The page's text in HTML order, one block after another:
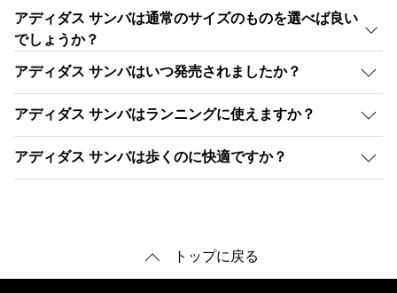
アディダス サンバは通常のサイズのものを選べば良い
でしょうか？
アディダス サンバはいつ発売されましたか？
アディダス サンバはランニングに使えますか？
アディダス サンバは歩くのに快適ですか？
トップに戻る